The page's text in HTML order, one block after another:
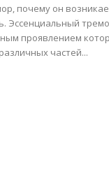
почему он
Эссенциальный
проявлением
частей...